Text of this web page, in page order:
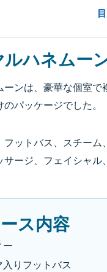
ハネムー
ーンは、豪華な個室
パッケージでした。
フットバス、スチー
ージ、フェイシャル
ス内容
ー
りフットバス